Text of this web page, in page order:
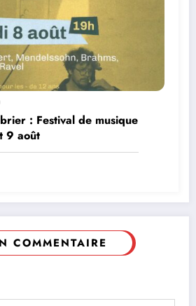
: Festival de musique
9 août
COMMENTAIRE